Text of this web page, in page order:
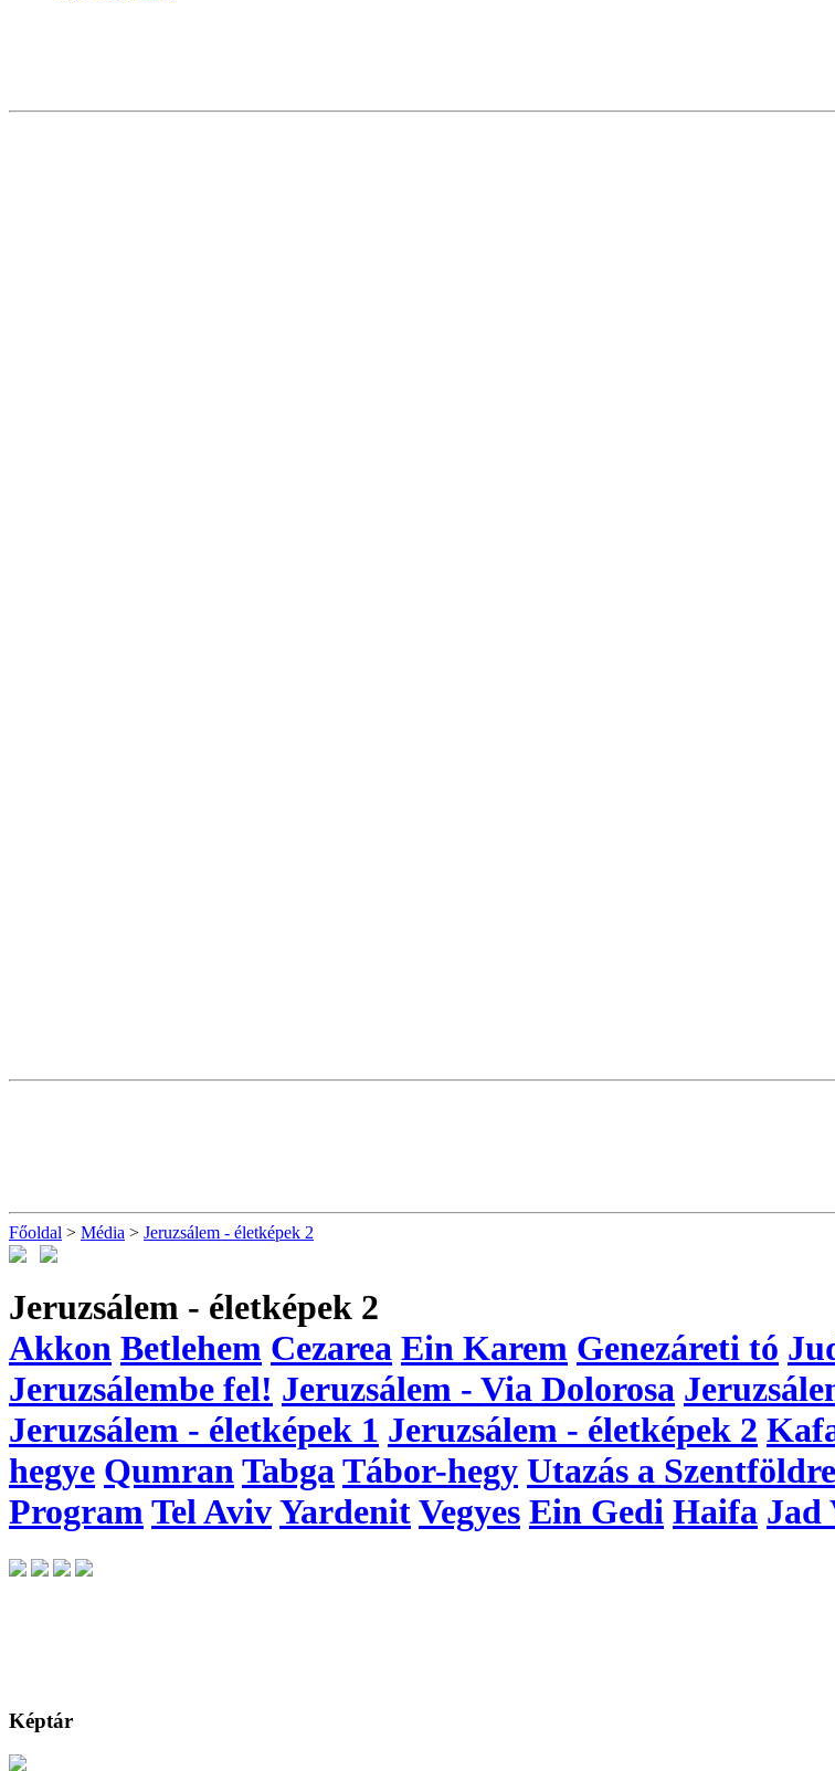
Főoldal > Média > Jeruzsálem - életképek 2
Jeruzsálem - életképek 2
Akkon Betlehem Cezarea Ein Karem Genezáreti tó
Jeruzsálembe fel! Jeruzsálem - Via Dolorosa
Jeruzsálem - életképek 1 Jeruzsálem - életképek 2
hegye Qumran Tabga Tábor-hegy Utazás a Szentföldre
Program Tel AvivYardenitVegyes Ein Gedi Haifa Jad
Képtár